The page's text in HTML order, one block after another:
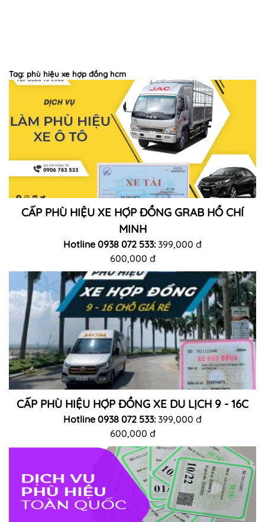
Tag: phù hiệu xe hợp đồng hcm
CẤP PHÙ HIỆU XE HỢP ĐỒNG GRAB HỒ CHÍ
MINH
Hotline 0938 072 533:399,000 đ
600,000 đ
CẤP PHÙ HIỆU HỢP ĐỒNG XE DU LỊCH 9 - 16C
Hotline 0938 072 533:399,000 đ
600,000 đ